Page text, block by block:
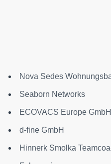
Nova Sedes
Seaborn Networks
ECOVACS Europe GmbH
d-fine GmbH
Hinnerk Smolka